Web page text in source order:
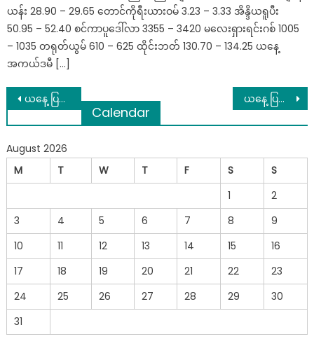
ယန်း 28.90 – 29.65 တောင်ကိုရီးယားဝမ် 3.23 – 3.33 အိန္ဒိယရူပီး
50.95 – 52.40 စင်ကာပူဒေါ်လာ 3355 – 3420 မလေးရှားရင်းဂစ် 1005
– 1035 တရုတ်ယွမ် 610 – 625 ထိုင်းဘတ် 130.70 – 134.25 ယနေ့
အကယ်ဒမီ […]
Post
navigation
ယနေ့ ပြည်တွင်းရွှေစျေးများ ( စက်တင်ဘာလ ၁၄) ယနေ့ ပြည်တွင်းရွှေစျေးများ (စက်တင်ဘာ ၁၆)
Calendar
August 2026
M
T W T F S
S
1
2
3
4 5 6 7 8
9
10
11 12 13 14 15
16
17
18 19 20 21 22
23
24
25 26 27 28 29
30
31